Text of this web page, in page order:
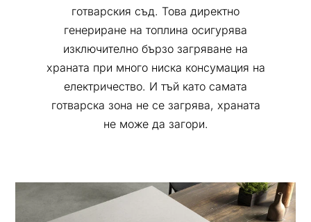
готварския съд. Това директно
генериране на топлина осигурява
изключително бързо загряване на
храната при много ниска консумация на
електричество. И тъй като самата
готварска зона не се загрява, храната
не може да загори.